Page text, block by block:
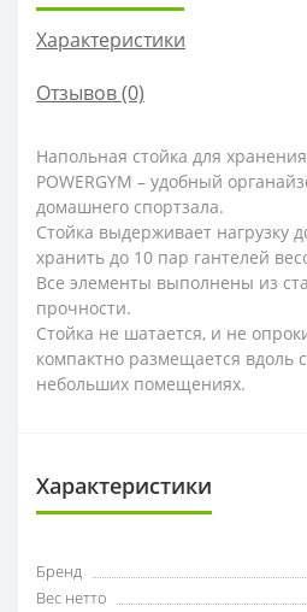
Характеристики
Отзывов (0)
Напольная стойка для
POWERGYM – удобный
домашнего спортзала.
Стойка выдерживает нагрузку
хранить до 10 пар гантелей
Все элементы выполнены из
прочности.
Стойка не шатается, и не
компактно размещается вдоль
небольших помещениях.
Характеристики
Бренд
Вес нетто